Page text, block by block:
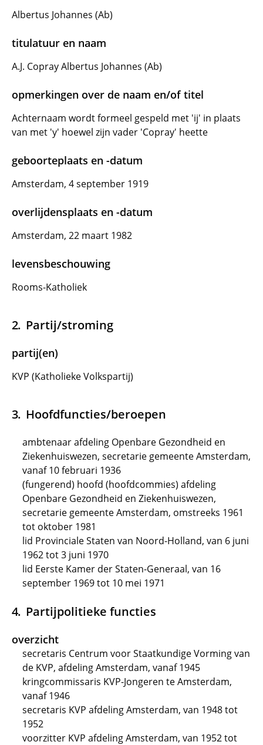
Albertus Johannes (Ab)
titulatuur en naam
A.J. Copray Albertus Johannes (Ab)
opmerkingen over de naam en/of titel
Achternaam wordt formeel gespeld met 'ij' in plaats
van met 'y' hoewel zijn vader 'Copray' heette
geboorteplaats en -datum
Amsterdam, 4 september 1919
overlijdensplaats en -datum
Amsterdam, 22 maart 1982
levensbeschouwing
Rooms-Katholiek
Partij/stroming
partij(en)
KVP (Katholieke Volkspartij)
Hoofdfuncties/beroepen
ambtenaar afdeling Openbare Gezondheid en
Ziekenhuiswezen, secretarie gemeente Amsterdam,
vanaf 10 februari 1936
(fungerend) hoofd (hoofdcommies) afdeling
Openbare Gezondheid en Ziekenhuiswezen,
secretarie gemeente Amsterdam, omstreeks 1961
tot oktober 1981
lid Provinciale Staten van Noord-Holland, van 6 juni
1962 tot 3 juni 1970
lid Eerste Kamer der Staten-Generaal, van 16
september 1969 tot 10 mei 1971
Partijpolitieke functies
overzicht
secretaris Centrum voor Staatkundige Vorming van
de KVP, afdeling Amsterdam, vanaf 1945
kringcommissaris KVP-Jongeren te Amsterdam,
vanaf 1946
secretaris KVP afdeling Amsterdam, van 1948 tot
1952
voorzitter KVP afdeling Amsterdam, van 1952 tot